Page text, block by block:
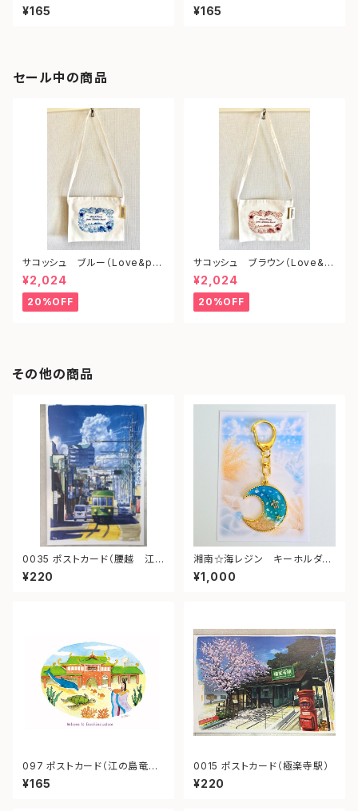
ェイ）
¥165 ツ）
¥165
セール中の商品
サコッシュ ブルー（Love&pe
ace from shonan)
¥2,024
20%OFF
サコッシュ ブラウン（Love&p
eace from shonan)
¥2,024
20%OFF
その他の商品
0035 ポストカード（腰越 江ノ
電）
¥220
湘南☆海レジン キーホルダー
（月型）③
¥1,000
097 ポストカード（江の島竜宮
城）
¥165
0015 ポストカード（極楽寺駅）
¥220